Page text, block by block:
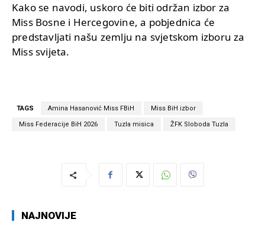
Kako se navodi, uskoro će biti održan izbor za
Miss Bosne i Hercegovine, a pobjednica će
predstavljati našu zemlju na svjetskom izboru za
Miss svijeta.
TAGS Amina Hasanović Miss FBiH Miss BiH izbor
Miss Federacije BiH 2026 Tuzla misica ŽFK Sloboda Tuzla
NAJNOVIJE